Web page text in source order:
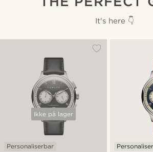
It's here 👇
Ikke på lager
Personaliserbar